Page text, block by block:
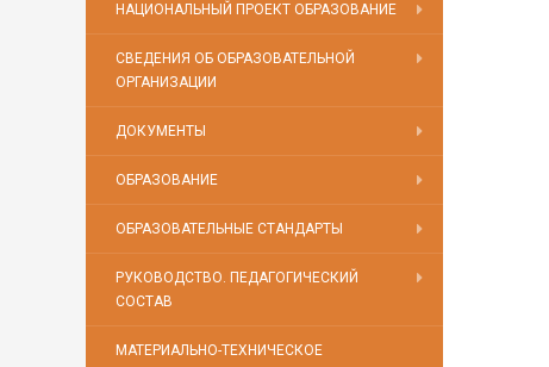
НАЦИОНАЛЬНЫЙ ПРОЕКТ ОБРАЗОВАНИЕ
СВЕДЕНИЯ ОБ ОБРАЗОВАТЕЛЬНОЙ
ОРГАНИЗАЦИИ
ДОКУМЕНТЫ
ОБРАЗОВАНИЕ
ОБРАЗОВАТЕЛЬНЫЕ СТАНДАРТЫ
РУКОВОДСТВО. ПЕДАГОГИЧЕСКИЙ
СОСТАВ
МАТЕРИАЛЬНО-ТЕХНИЧЕСКОЕ